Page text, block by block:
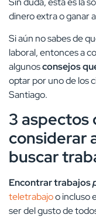
dinero extra o ganar
Si aún no sabes de
laboral, entonces a
algunosconsejos
optar por uno de los
Santiago.
3 aspectos
considerar
buscar
Encontrar trabajos
teletrabajoo incluso
ser del gusto de